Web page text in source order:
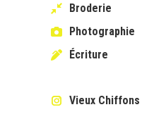
Broderie
Photographie
Écriture
Vieux